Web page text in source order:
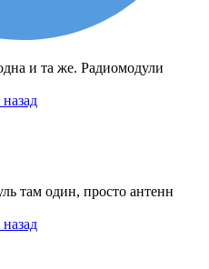
и та же. Радиомодули
назад
там один, просто антенн
назад